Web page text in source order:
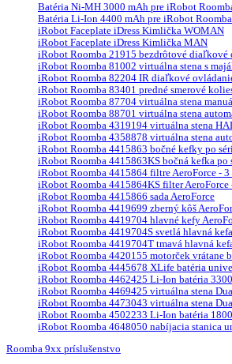
Batéria Ni-MH 3000 mAh pre iRobot
Batéria Li-Ion 4400 mAh pre iRobot Roomba
iRobot Faceplate iDress Kimlička WOMAN
iRobot Faceplate iDress Kimlička MAN
iRobot Roomba 21915 bezdrôtové diaľkové
iRobot Roomba 81002 virtuálna stena s
iRobot Roomba 82204 IR diaľkové
iRobot Roomba 83401 predné smerové
iRobot Roomba 87704 virtuálna stena
iRobot Roomba 88701 virtuálna stena
iRobot Roomba 4319194 virtuálna stena
iRobot Roomba 4358878 virtuálna stena
iRobot Roomba 4415863 bočné kefky po
iRobot Roomba 4415863KS bočná kefka po
iRobot Roomba 4415864 filtre AeroForce - 3
iRobot Roomba 4415864KS filter AeroForce
iRobot Roomba 4415866 sada AeroForce
iRobot Roomba 4419699 zberný kôš
iRobot Roomba 4419704 hlavné kefy
iRobot Roomba 4419704S svetlá hlavná
iRobot Roomba 4419704T tmavá hlavná
iRobot Roomba 4420155 motorček vrátane
iRobot Roomba 4445678 XLife batéria
iRobot Roomba 4462425 Li-Ion batéria
iRobot Roomba 4469425 virtuálna stena
iRobot Roomba 4473043 virtuálna stena
iRobot Roomba 4502233 Li-Ion batéria
iRobot Roomba 4648050 nabíjacia stanica
Roomba 9xx príslušenstvo